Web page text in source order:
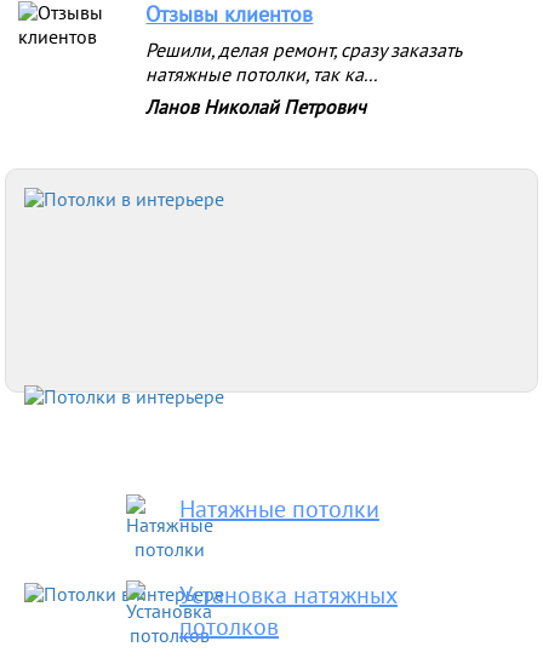
Отзывы клиентов
Решили, делая ремонт, сразу заказать
натяжные потолки, так ка...
Ланов Николай Петрович
Натяжные потолки
Установка натяжных
потолков